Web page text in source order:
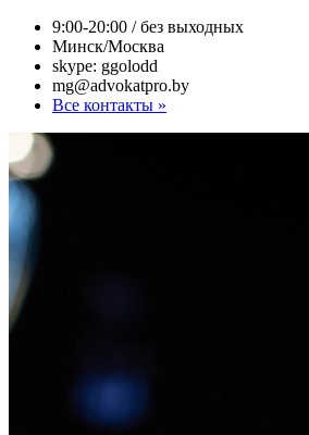
9:00-20:00 / без выходных
Минск/Москва
skype: ggolodd
mg@advokatpro.by
Все контакты »